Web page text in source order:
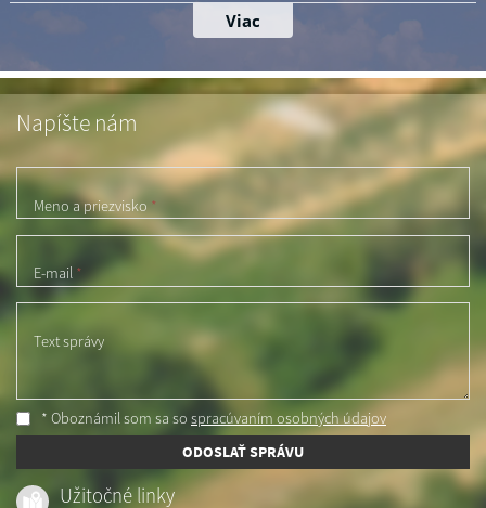
Napíšte nám
Meno a priezvisko *
E-mail *
Text správy
* Oboznámil som sa so spracúvaním osobných údajov
ODOSLAŤ SPRÁVU
Užitočné linky